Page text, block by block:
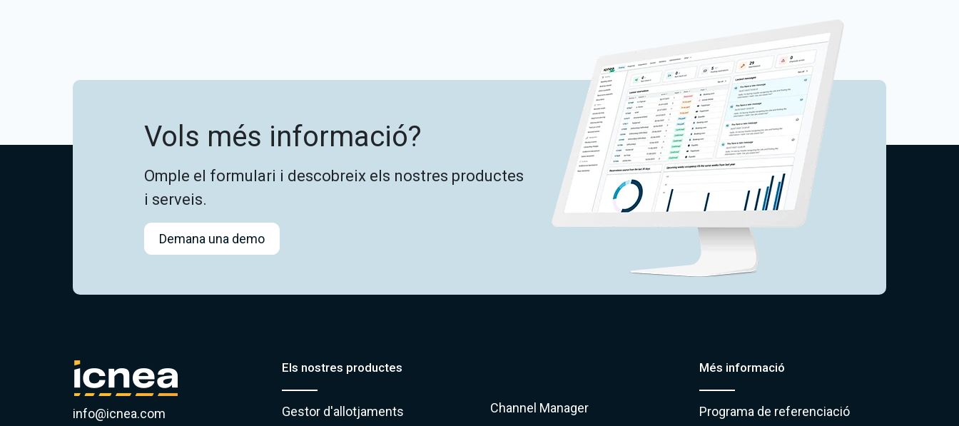
Vols més informació?
Omple el formulari i descobreix els nostres productes
i serveis.
Demana una demo
info@icnea.com
Els nostres productes
Gestor d'allotjaments Channel Manager
Més informació
Programa de referenciació